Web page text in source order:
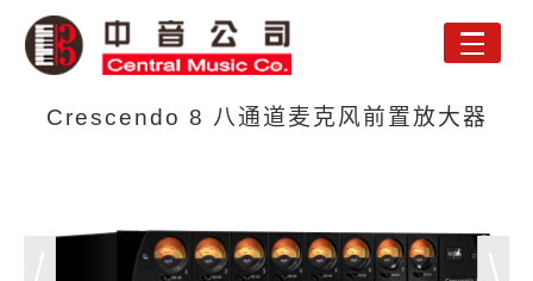
Toggle
Crescendo 8 八通道麦克风前置放大器